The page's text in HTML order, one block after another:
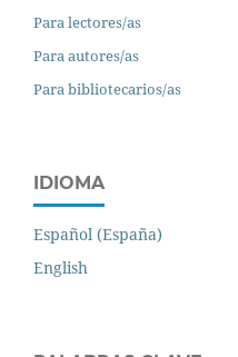
Para lectores/as
Para autores/as
Para bibliotecarios/as
IDIOMA
Español (España)
English